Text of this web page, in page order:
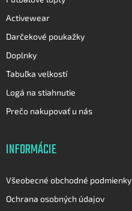
Activewear
Darčekové poukažky
Doplnky
Tabuľka velkostí
Logá na stiahnutie
Prečo nakupovať u nás
INFORMÁCIE
Všeobecné obchodné podmienky
Ochrana osobných údajov